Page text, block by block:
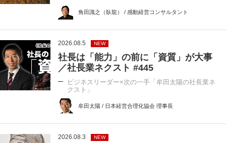
角田識之（臥龍） / 感動経営コンサルタント
2026.08.5 NEW
社長は「能力」の前に「資質」が大事
／社長業ネクスト #445
ビジネスリーダー×次の一手「牟田太陽の社長業ネ
クスト」
牟田太陽 / 日本経営合理化協会 理事長
2026.08.3 NEW